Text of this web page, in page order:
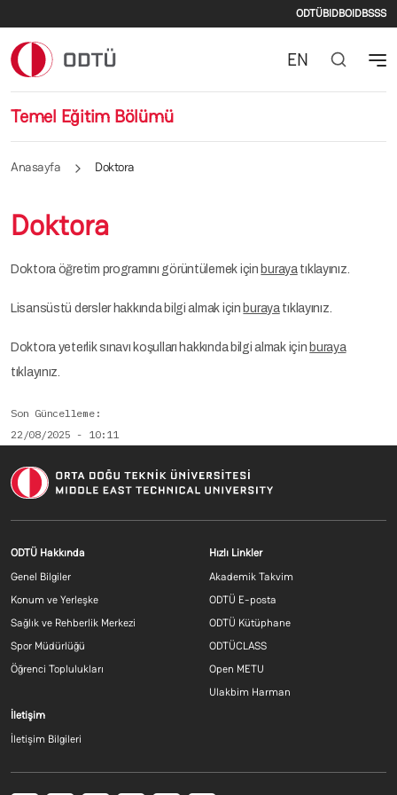
İkincil
ODTÜBIDBOIDBSSS
Temel Eğitim Bölümü
EN
Anasayfa Doktora
Doktora
Doktora öğretim programını görüntülemek için burayatıklayınız.
Lisansüstü dersler hakkında bilgi almak için burayatıklayınız.
Doktora yeterlik sınavı koşulları hakkında bilgi almak için buraya
tıklayınız.
Son Güncelleme
22/08/2025 - 10:11
Footer menu 1 TR
ODTÜ Hakkında
Genel Bilgiler
Konum ve Yerleşke
Sağlık ve Rehberlik Merkezi
Spor Müdürlüğü
Öğrenci Toplulukları
Footer menu 2
Hızlı Linkler
Akademik Takvim
ODTÜ E-posta
ODTÜ Kütüphane
ODTÜCLASS
Open METU
Ulakbim Harman
Footer menu 3 TR
İletişim
İletişim Bilgileri